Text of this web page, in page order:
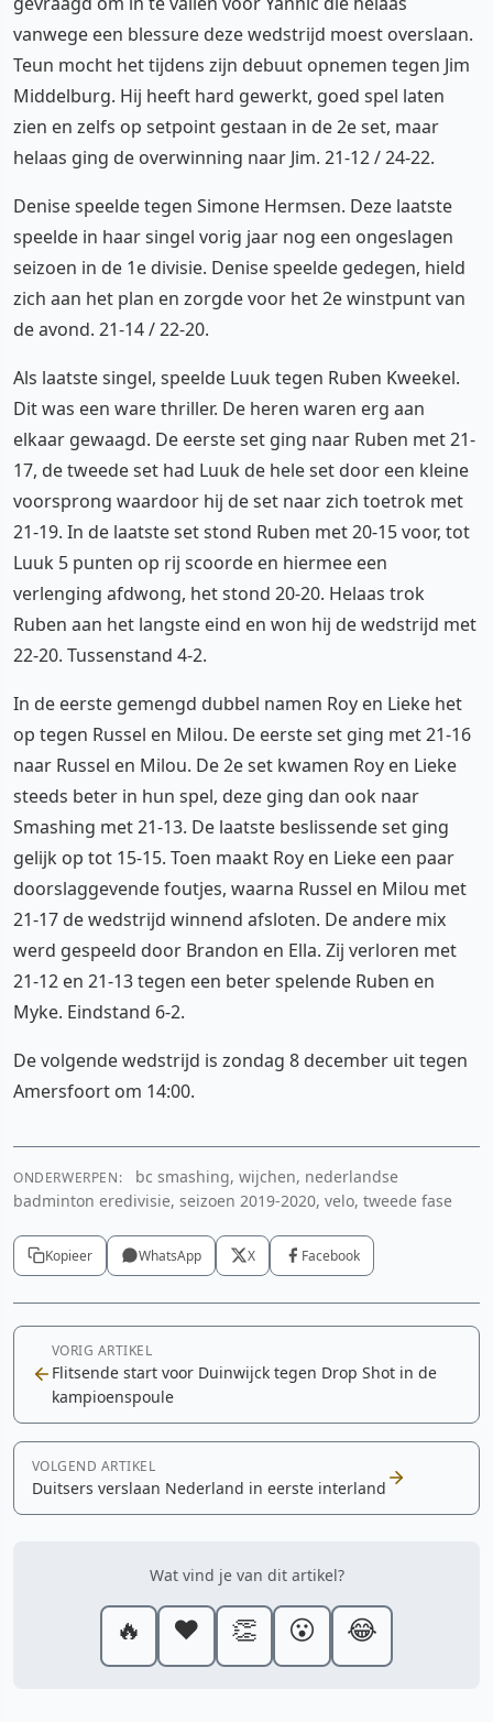
vanwege een blessure deze wedstrijd moest overslaan.
Teun mocht het tijdens zijn debuut opnemen tegen Jim
Middelburg. Hij heeft hard gewerkt, goed spel laten
zien en zelfs op setpoint gestaan in de 2e set, maar
helaas ging de overwinning naar Jim. 21-12 / 24-22.
Denise speelde tegen Simone Hermsen. Deze laatste
speelde in haar singel vorig jaar nog een ongeslagen
seizoen in de 1e divisie. Denise speelde gedegen, hield
zich aan het plan en zorgde voor het 2e winstpunt van
de avond. 21-14 / 22-20.
Als laatste singel, speelde Luuk tegen Ruben Kweekel.
Dit was een ware thriller. De heren waren erg aan
elkaar gewaagd. De eerste set ging naar Ruben met 21-
17, de tweede set had Luuk de hele set door een kleine
voorsprong waardoor hij de set naar zich toetrok met
21-19. In de laatste set stond Ruben met 20-15 voor, tot
Luuk 5 punten op rij scoorde en hiermee een
verlenging afdwong, het stond 20-20. Helaas trok
Ruben aan het langste eind en won hij de wedstrijd met
22-20. Tussenstand 4-2.
In de eerste gemengd dubbel namen Roy en Lieke het
op tegen Russel en Milou. De eerste set ging met 21-16
naar Russel en Milou. De 2e set kwamen Roy en Lieke
steeds beter in hun spel, deze ging dan ook naar
Smashing met 21-13. De laatste beslissende set ging
gelijk op tot 15-15. Toen maakt Roy en Lieke een paar
doorslaggevende foutjes, waarna Russel en Milou met
21-17 de wedstrijd winnend afsloten. De andere mix
werd gespeeld door Brandon en Ella. Zij verloren met
21-12 en 21-13 tegen een beter spelende Ruben en
Myke. Eindstand 6-2.
De volgende wedstrijd is zondag 8 december uit tegen
Amersfoort om 14:00.
ONDERWERPEN:
bc smashing, wijchen, nederlandse
badminton eredivisie, seizoen 2019-2020, velo, tweede fase
Kopieer WhatsApp X Facebook
VORIG ARTIKEL
Flitsende start voor Duinwijck tegen Drop Shot in de
kampioenspoule
VOLGEND ARTIKEL
Duitsers verslaan Nederland in eerste interland
Wat vind je van dit artikel?
🔥 ❤️ 👏 😮 😂